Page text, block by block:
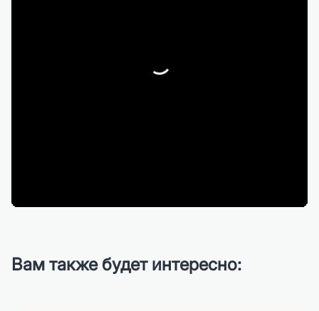
Вам также будет интересно: